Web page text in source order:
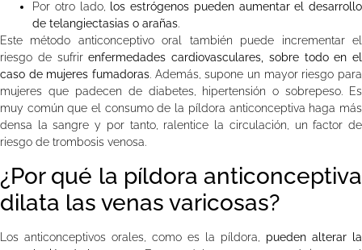
Por otro lado, los estrógenos pueden aumentar el desarrollo
de telangiectasias o arañas.
Este método anticonceptivo oral también puede incrementar el
riesgo de sufrirenfermedades cardiovasculares, sobre todo en el
caso de mujeres fumadoras. Además, supone un mayor riesgo para
mujeres que padecen de diabetes, hipertensión o sobrepeso. Es
muy común que el consumo de la píldora anticonceptiva haga más
densa la sangre y por tanto, ralentice la circulación, un factor de
riesgo de trombosis venosa.
¿Por qué la píldora anticonceptiva
dilata las venas varicosas?
Los anticonceptivos orales, como es la píldora, pueden alterar la